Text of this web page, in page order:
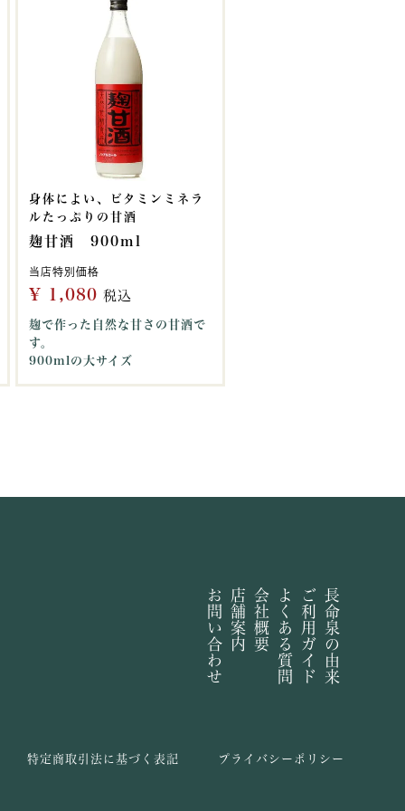
身体によい、ビタミンミネラ
ルたっぷりの甘酒
麹甘酒 900ml
当店特別価格
¥ 1,080 税込
麹で作った自然な甘さの甘酒で
す。
900mlの大サイズ
長命泉の由来
ご利用ガイド
よくある質問
会社概要
店舗案内
お問い合わせ
特定商取引法に基づく表記 プライバシーポリシー